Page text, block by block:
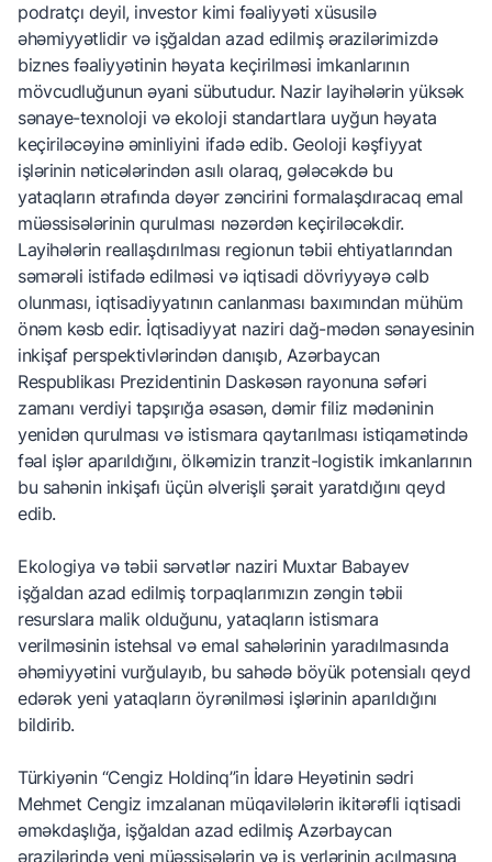
podratçı deyil, investor kimi fəaliyyəti xüsusilə
əhəmiyyətlidir və işğaldan azad edilmiş ərazilərimizdə
biznes fəaliyyətinin həyata keçirilməsi imkanlarının
mövcudluğunun əyani sübutudur. Nazir layihələrin yüksək
sənaye-texnoloji və ekoloji standartlara uyğun həyata
keçiriləcəyinə əminliyini ifadə edib. Geoloji kəşfiyyat
işlərinin nəticələrindən asılı olaraq, gələcəkdə bu
yataqların ətrafında dəyər zəncirini formalaşdıracaq emal
müəssisələrinin qurulması nəzərdən keçiriləcəkdir.
Layihələrin reallaşdırılması regionun təbii ehtiyatlarından
səmərəli istifadə edilməsi və iqtisadi dövriyyəyə cəlb
olunması, iqtisadiyyatının canlanması baxımından mühüm
önəm kəsb edir. İqtisadiyyat naziri dağ-mədən sənayesinin
inkişaf perspektivlərindən danışıb, Azərbaycan
Respublikası Prezidentinin Daskəsən rayonuna səfəri
zamanı verdiyi tapşırığa əsasən, dəmir filiz mədəninin
yenidən qurulması və istismara qaytarılması istiqamətində
fəal işlər aparıldığını, ölkəmizin tranzit-logistik imkanlarının
bu sahənin inkişafı üçün əlverişli şərait yaratdığını qeyd
edib.
Ekologiya və təbii sərvətlər naziri Muxtar Babayev
işğaldan azad edilmiş torpaqlarımızın zəngin təbii
resurslara malik olduğunu, yataqların istismara
verilməsinin istehsal və emal sahələrinin yaradılmasında
əhəmiyyətini vurğulayıb, bu sahədə böyük potensialı qeyd
edərək yeni yataqların öyrənilməsi işlərinin aparıldığını
bildirib.
Türkiyənin “Cengiz Holdinq”in İdarə Heyətinin sədri
Mehmet Cengiz imzalanan müqavilələrin ikitərəfli iqtisadi
əməkdaşlığa, işğaldan azad edilmiş Azərbaycan
ərazilərində yeni müəssisələrin və iş yerlərinin açılmasına